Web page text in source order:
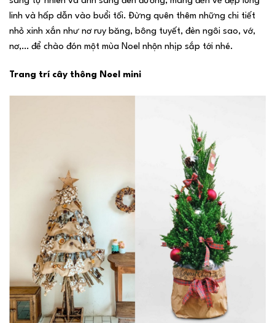
linh và hấp dẫn vào buổi tối. Đừng quên thêm những chi tiết
nhỏ xinh xắn như nơ ruy băng, bông tuyết, đèn ngôi sao, vớ,
nơ,… để chào đón một mùa Noel nhộn nhịp sắp tới nhé.
Trang trí cây thông Noel mini